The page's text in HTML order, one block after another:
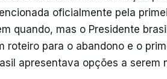
oficialmente pela
quando, mas o Presidente
roteiro para o abandono e o
apresentava opções a serem